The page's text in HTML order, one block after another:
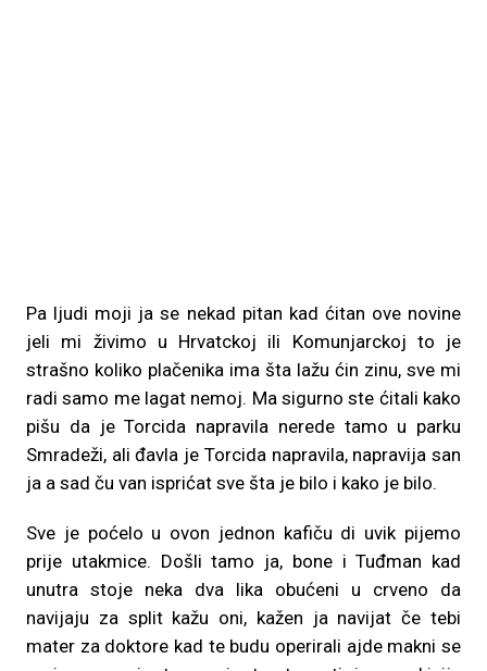
Pa ljudi moji ja se nekad pitan kad ćitan ove novine
jeli mi živimo u Hrvatckoj ili Komunjarckoj to je
strašno koliko plačenika ima šta lažu ćin zinu, sve mi
radi samo me lagat nemoj. Ma sigurno ste ćitali kako
pišu da je Torcida napravila nerede tamo u parku
Smradeži, ali đavla je Torcida napravila, napravija san
ja a sad ču van isprićat sve šta je bilo i kako je bilo.
Sve je poćelo u ovon jednon kafiču di uvik pijemo
prije utakmice. Došli tamo ja, bone i Tuđman kad
unutra stoje neka dva lika obućeni u crveno da
navijaju za split kažu oni, kažen ja navijat če tebi
mater za doktore kad te budu operirali ajde makni se